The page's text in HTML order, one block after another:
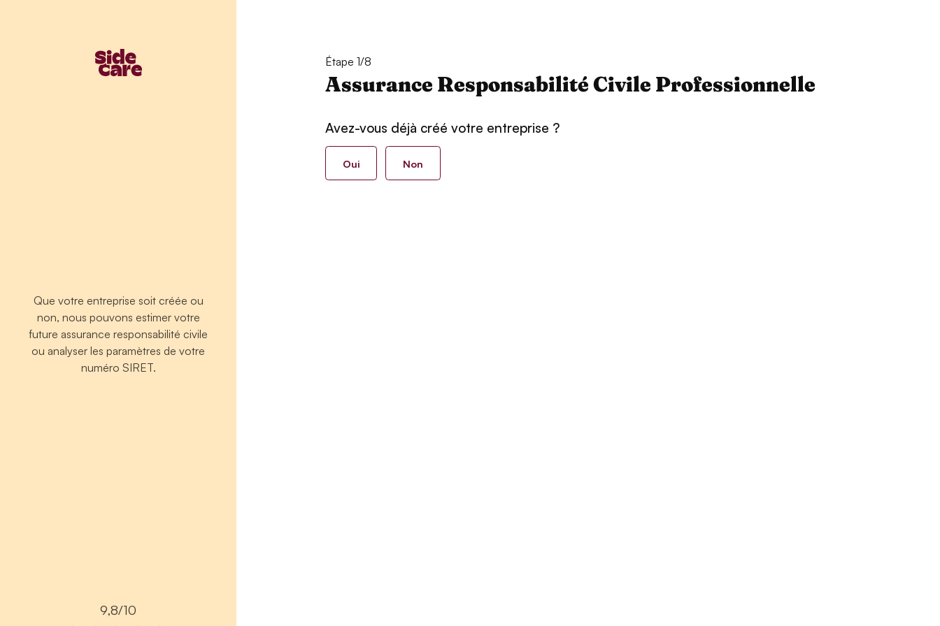
Que votre entreprise soit créée ou
non, nous pouvons estimer votre
future assurance responsabilité civile
ou analyser les paramètres de votre
numéro SIRET.
9,8/10
Étape 1/8
Assurance Responsabilité Civile Professionnelle
Avez-vous déjà créé votre entreprise ?
Oui Non